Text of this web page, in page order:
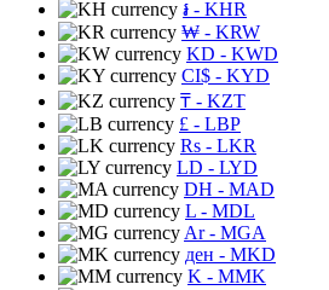
៛ - KHR
₩ - KRW
KD - KWD
CI$ - KYD
₸ - KZT
£ - LBP
Rs - LKR
LD - LYD
DH - MAD
L - MDL
Ar- MGA
ден - MKD
K - MMK